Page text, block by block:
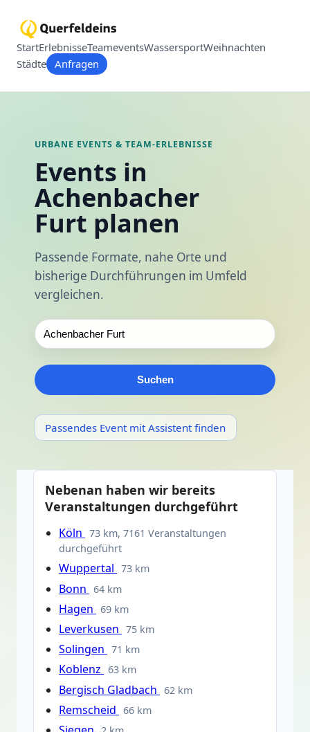
StartErlebnisseTeameventsWassersportWeihnachten
Städte Anfragen
URBANE EVENTS & TEAM-ERLEBNISSE
Events in
Achenbacher
Furt planen
Passende Formate, nahe Orte und
bisherige Durchführungen im Umfeld
vergleichen.
Suchen
Passendes Event mit Assistent finden
Nebenan haben wir bereits
Veranstaltungen durchgeführt
Köln 73 km, 7161 Veranstaltungen
durchgeführt
Wuppertal 73 km
Bonn 64 km
Hagen 69 km
Leverkusen 75 km
Solingen 71 km
Koblenz 63 km
Bergisch Gladbach 62 km
Remscheid 66 km